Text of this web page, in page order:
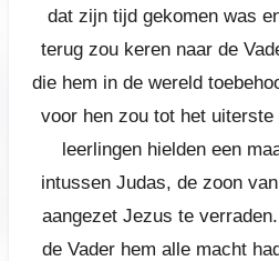
dat zijn tijd gekomen was
terug zou keren naar de
die hem in de wereld
voor hen zou tot het uiterste
leerlingen hielden een
intussen Judas, de zoon
aangezet Jezus te verraden.
de Vader hem alle macht